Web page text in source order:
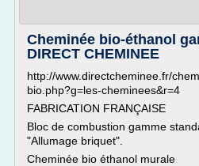
Cheminée bio-éthanol
DIRECT CHEMINEE
http://www.directcheminee.fr/
bio.php?g=les-cheminees&r=4
FABRICATION FRANÇAISE
Bloc de combustion gamme
"Allumage briquet".
Cheminée bio éthanol murale